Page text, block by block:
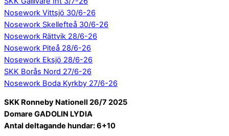
Nosework Vittsjö 30/6-26
Nosework Skellefteå 30/6-26
Nosework Rättvik 28/6-26
Nosework Piteå 28/6-26
Nosework Eksjö 28/6-26
SKK Borås Nord 27/6-26
Nosework Boda Kyrkby 27/6-26
SKK Ronneby Nationell 26/7 2025
Domare GADOLIN LYDIA
Antal deltagande hundar: 6+10